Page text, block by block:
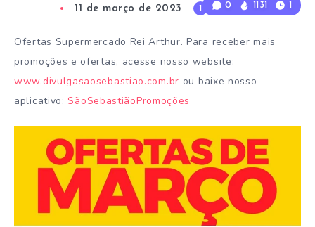
0 1131 1
11 de março de 2023 1 Min Read
Ofertas Supermercado Rei Arthur. Para receber mais
promoções e ofertas, acesse nosso website:
www.divulgasaosebastiao.com.br ou baixe nosso
aplicativo:SãoSebastiãoPromoções